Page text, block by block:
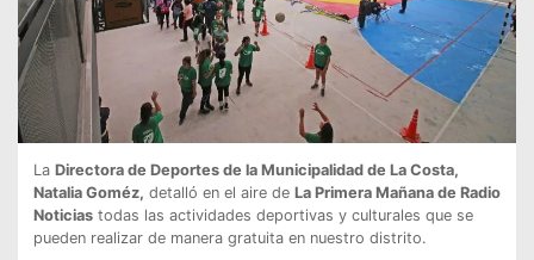
La Directora de Deportes de la Municipalidad de La Costa,
Natalia Goméz, detalló en el aire de La Primera Mañana de Radio
Noticiastodas las actividades deportivas y culturales que se
pueden realizar de manera gratuita en nuestro distrito.